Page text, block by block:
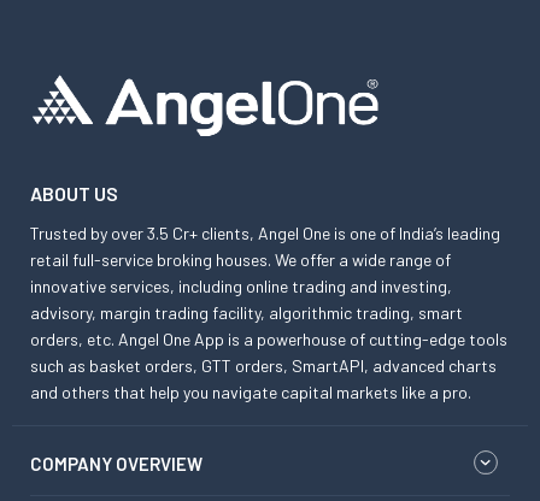
ABOUT US
Trusted by over 3.5 Cr+ clients, Angel One is one of India’s leading
retail full-service broking houses. We offer a wide range of
innovative services, including online trading and investing,
advisory, margin trading facility, algorithmic trading, smart
orders, etc. Angel One App is a powerhouse of cutting-edge tools
such as basket orders, GTT orders, SmartAPI, advanced charts
and others that help you navigate capital markets like a pro.
COMPANY OVERVIEW